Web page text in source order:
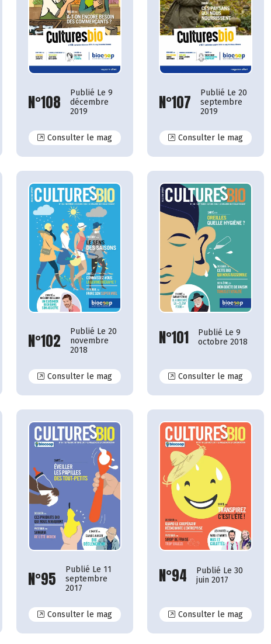
N°108
Publié Le 9
décembre
2019
Consulter le magN°108
N°107
Publié Le 20
septembre
2019
Consulter le magN°107
N°102
Publié Le 20
novembre
2018
Consulter le magN°102
N°101
Publié Le 9
octobre 2018
Consulter le magN°101
N°95
Publié Le 11
septembre
2017
Consulter le magN°95
N°94
Publié Le 30
juin 2017
Consulter le magN°94